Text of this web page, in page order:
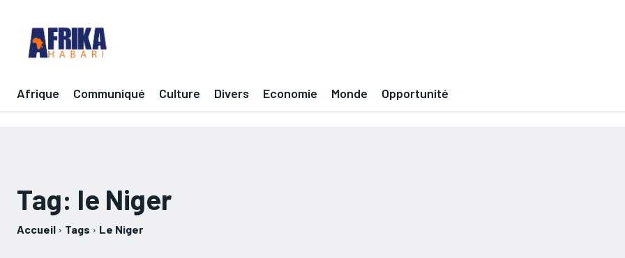
Afrique Communiqué Culture Divers Economie Monde Opportunité
Tag: le Niger
Accueil Tags Le Niger